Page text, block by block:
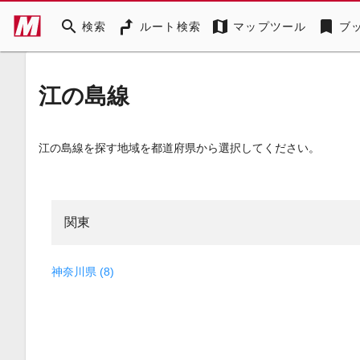
search 検索 ルート検索 map マップツール bookmark ブ
江の島線
江の島線を探す地域を都道府県から選択してください。
関東
神奈川県 (8)